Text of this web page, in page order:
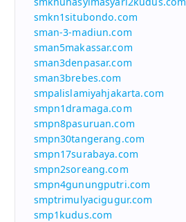
smkn1situbondo.com
sman-3-madiun.com
sman5makassar.com
sman3denpasar.com
sman3brebes.com
smpalislamiyahjakarta.com
smpn1dramaga.com
smpn8pasuruan.com
smpn30tangerang.com
smpn17surabaya.com
smpn2soreang.com
smpn4gunungputri.com
smptrimulyacigugur.com
smp1kudus.com